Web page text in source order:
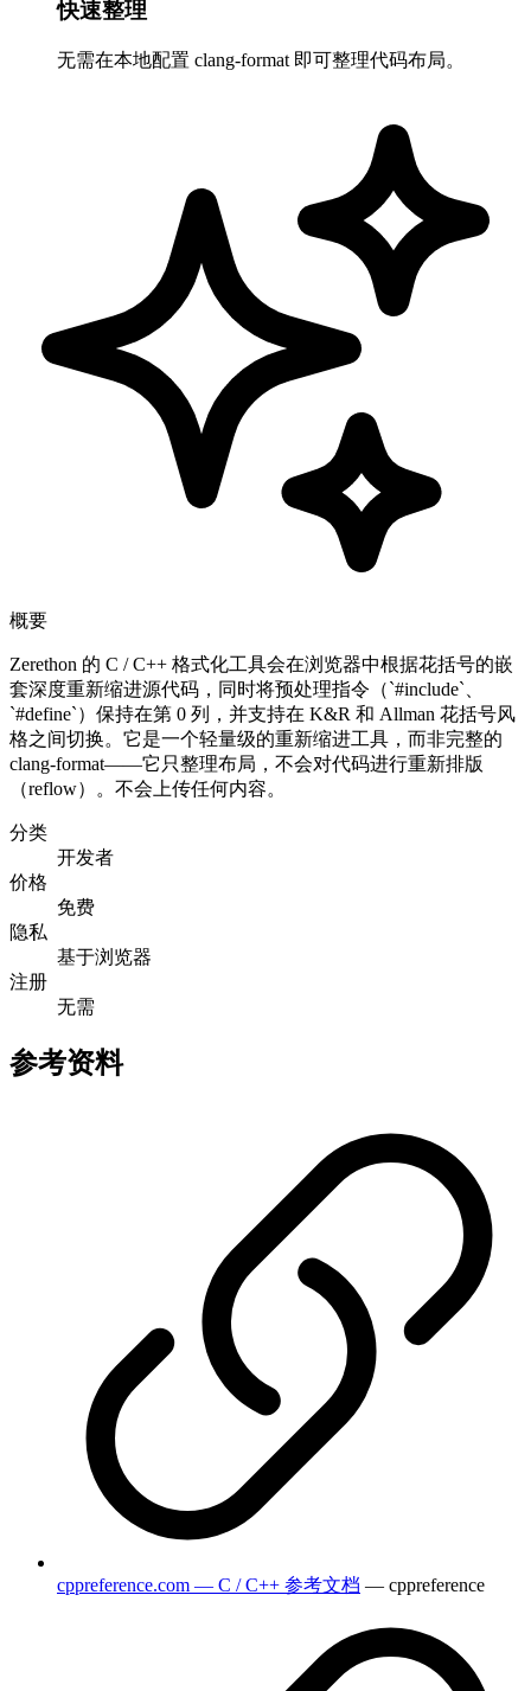
快速整理
无需在本地配置 clang-format 即可整理代码布局。
概要
Zerethon 的 C / C++ 格式化工具会在浏览器中根据花括号的嵌
套深度重新缩进源代码，同时将预处理指令（`#include`、
`#define`）保持在第 0 列，并支持在 K&R 和 Allman 花括号风
格之间切换。它是一个轻量级的重新缩进工具，而非完整的
clang-format——它只整理布局，不会对代码进行重新排版
（reflow）。不会上传任何内容。
分类
开发者
价格
免费
隐私
基于浏览器
注册
无需
参考资料
cppreference.com — C / C++ 参考文档 — cppreference